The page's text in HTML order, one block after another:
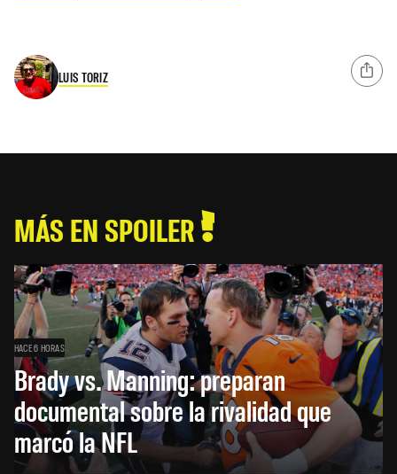
LUIS TORIZ
MÁS EN SPOILER
HACE 6 HORAS
Brady vs. Manning: preparan
documental sobre la rivalidad que
marcó la NFL